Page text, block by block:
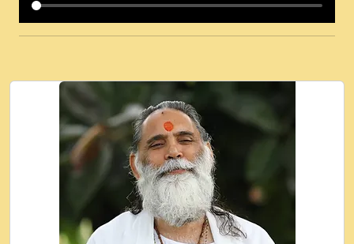
कई पकड क मर हथ र मह वदवन पहच दय! मह जन
Ki - Krishna Bhajan - New Bhajan 2020
#Ishwar Bhakti.mp3
जब से गीता ज्ञान पाया मैं बड़ी मस्ती में हूँ । 2018 -
Rishikesh - Ratan Ji Rasik.mp3
तन हल दल द सनव मड उतत सर रख क, नल रव त
गल लग जव त सर उतत हथ रख द!.mp3
तू कर प्रीतम से प्रीत, यूहीं दिन बीतते जाते हैं ।